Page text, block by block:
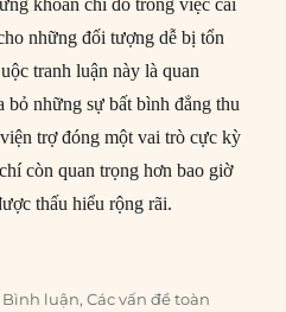
khoản chi đó trong việc cải
những đối tượng dễ bị tổn
tranh luận này là quan
những sự bất bình đẳng thu
trợ đóng một vai trò cực kỳ
còn quan trọng hơn bao giờ
thấu hiểu rộng rãi.
viện trợ phát triển”
Categories
Bình luận,Các vấn đề toàn